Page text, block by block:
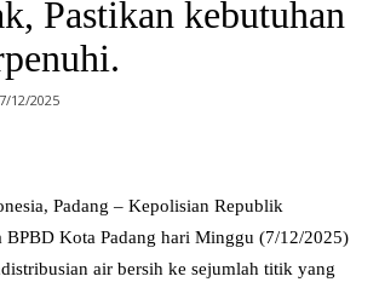
Pastikan kebutuhan
12/2025
Padang – Kepolisian Republik
BPBD Kota Padang hari Minggu (7/12/2025)
air bersih ke sejumlah titik yang